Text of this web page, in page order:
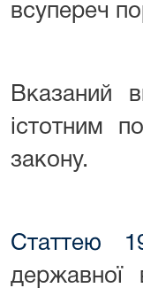
всупереч
Вказаний
істотним
закону.
Статтею
державної